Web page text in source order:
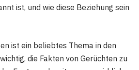
ist, und wie diese Beziehung sein
ist ein beliebtes Thema in den
die Fakten von Gerüchten zu